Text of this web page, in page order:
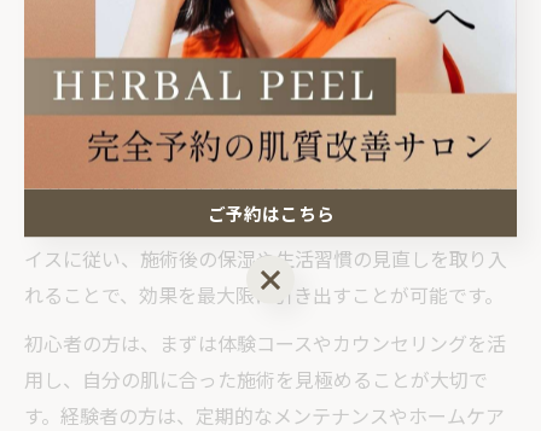
に悩む方には、継続的な施術でより高い効果が期待でき
ます。
成功事例としては「数回の施術でニキビができにくくな
った」「肌のトーンが明るくなった」と感じる方が多い
一方、失敗例としては施術後のケア不足や生活習慣の乱
れによる肌荒れの再発も見受けられます。プロのアドバ
イスに従い、施術後の保湿や生活習慣の見直しを取り入
れることで、効果を最大限に引き出すことが可能です。
初心者の方は、まずは体験コースやカウンセリングを活
用し、自分の肌に合った施術を見極めることが大切で
す。経験者の方は、定期的なメンテナンスやホームケア
ご予約はこちら
ご予約はこちら